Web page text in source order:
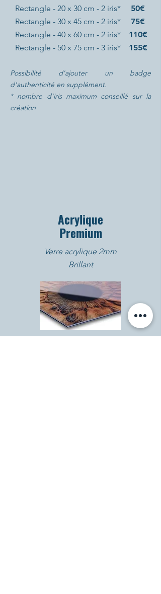
Rectangle - 20 x 30 cm - 2 iris*
50€
Rectangle - 30 x 45 cm - 2 iris*
75€
Rectangle - 40 x 60 cm - 2 iris*
110€
Rectangle - 50 x 75 cm - 3 iris*
155€
Possibilité d'ajouter un badge
d'authenticité en supplément.
* nombre d'iris maximum conseillé sur la
création
Acrylique
Premium
Verre acrylique 2mm
Brillant